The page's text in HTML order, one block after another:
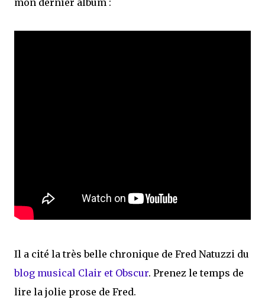
mon dernier album :
Il a cité la très belle chronique de Fred Natuzzi du
blog musical Clair et Obscur. Prenez le temps de
lire la jolie prose de Fred.